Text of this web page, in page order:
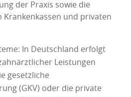
der Praxis sowie die
Krankenkassen und privaten
In Deutschland erfolgt
Leistungen
gesetzliche
(GKV) oder die private